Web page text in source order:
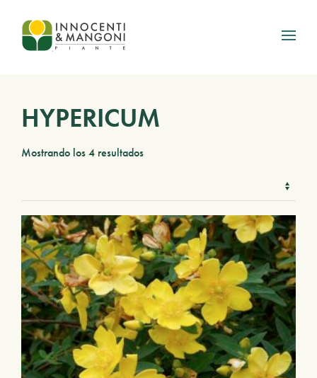
Skip to main content
HYPERICUM
Mostrando los 4 resultados